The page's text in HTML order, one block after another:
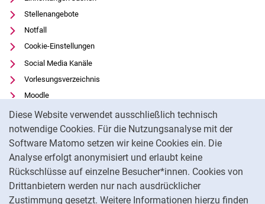
Diese Website verwendet ausschließlich technisch
notwendige Cookies. Für die Nutzungsanalyse mit der
Software Matomo setzen wir keine Cookies ein. Die
Analyse erfolgt anonymisiert und erlaubt keine
Rückschlüsse auf einzelne Besucher*innen. Cookies von
Drittanbietern werden nur nach ausdrücklicher
Zustimmung gesetzt. Weitere Informationen hierzu finden
Stellenangebote
Notfall
Cookie-Einstellungen
Social Media Kanäle
Vorlesungsverzeichnis
Moodle
Panopto
Universitätsbibliothek
Datenschutz
Barrierefreiheit
Transparenter KI-Einsatz